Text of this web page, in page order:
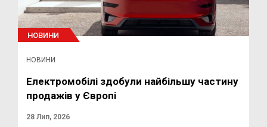
НОВИНИ
НОВИНИ
Електромобілі здобули найбільшу частину
продажів у Європі
28 Лип, 2026